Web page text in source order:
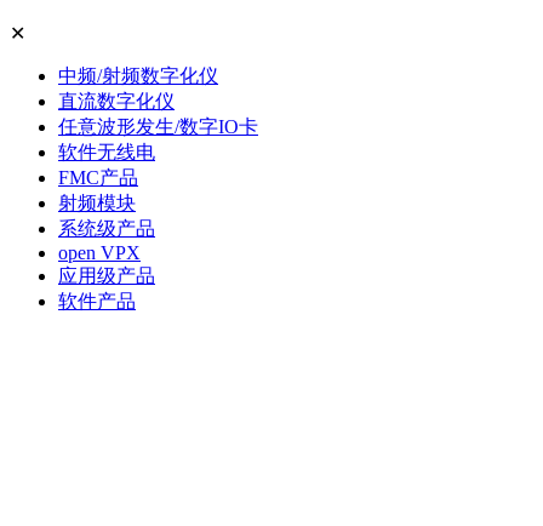
✕
中频/射频数字化仪
直流数字化仪
任意波形发生/数字IO卡
软件无线电
FMC产品
射频模块
系统级产品
open VPX
应用级产品
软件产品